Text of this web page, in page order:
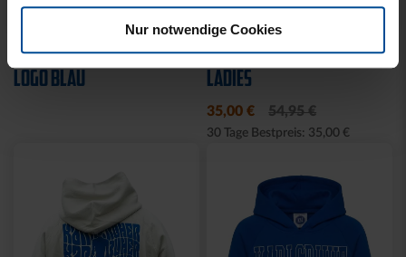
Nur notwendige Cookies
Ausverkauft
JOGGING SWEATSET
LOGO BLAU
Sale
HALF ZIP KRLSRH GRAU
LADIES
35,00 € 54,95 €
30 Tage Bestpreis: 35,00 €